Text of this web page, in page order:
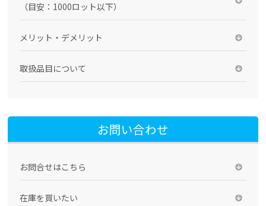
（目安：1000ロット以下）
メリット・デメリット
取扱品目について
お問い合わせ
お問合せはこちら
在庫を買いたい